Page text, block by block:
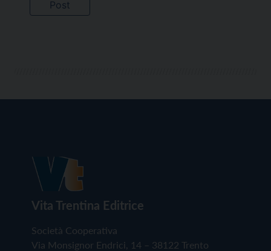
Vita Trentina Editrice
Società Cooperativa
Via Monsignor Endrici, 14 – 38122 Trento